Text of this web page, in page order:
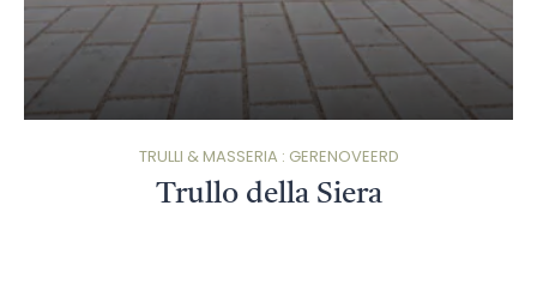
TRULLI & MASSERIA : GERENOVEERD
Trullo della Siera